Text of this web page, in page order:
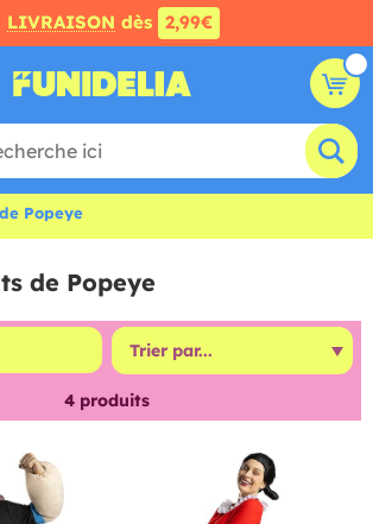
LIVRAISON dès 2,99€
Popeye
de Popeye
4 produits